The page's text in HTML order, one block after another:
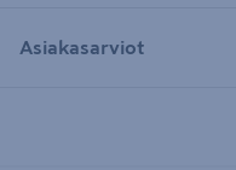
Asiakasarviot